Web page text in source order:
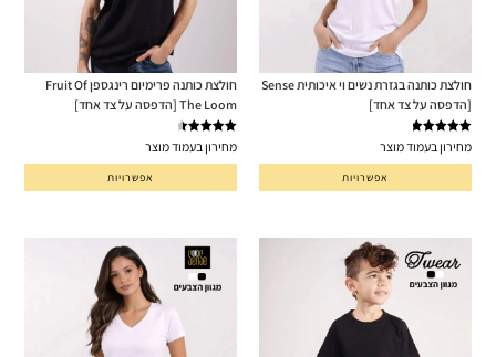
חולצת כותנה בגזרת נשים וי איכותית Sense
[הדפסה על צד אחד]
דורג5.00
מחירון בעמוד מוצר
אפשרויות
חולצת כותנה פרימיום רינגספן Fruit Of
The Loom [הדפסה על צד אחד]
דורג4.67
מחירון בעמוד מוצר
אפשרויות